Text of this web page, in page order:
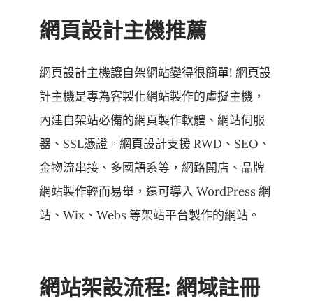
網頁設計主機推薦
網頁設計主機讓自架網站變得很簡單! 網頁設
計主機是專為客製化網站製作的虛擬主機，
內建自架站必備的網頁製作軟體、網站伺服
器、SSL憑證。網頁設計支援 RWD、SEO、
金物流串接、多國語系等，網路開店、品牌
網站製作輕而易舉，還可導入 WordPress 網
站、Wix、Webs 等架站平台製作的網站。
網站架設流程: 網域註冊